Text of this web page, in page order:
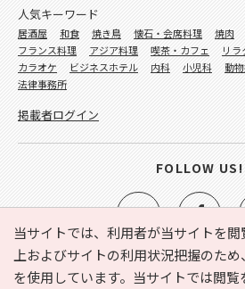
当サイトでは、利用者が当サイトを
上およびサイトの利用状況把握のため
を使用しています。当サイトでは閲
e-NAVITA（イーナビタ）とは？ お気
人気キーワード
居酒屋 和食 焼き鳥 懐石・会席料理 焼肉
フランス料理
アジア料理 喫茶・カフェ リラ
カラオケ
ビジネスホテル 内科 小児科 動
法律事務所
掲載者ログイン
FOLLOW US!